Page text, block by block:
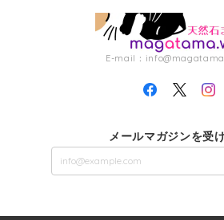
E-mail：
メールマガジンを受